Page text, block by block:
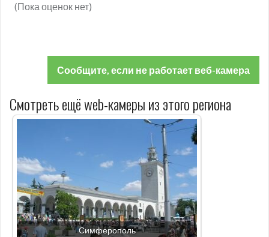
(Пока оценок нет)
Сообщите, если не работает веб-камера
Смотреть ещё web-камеры из этого региона
Симферополь